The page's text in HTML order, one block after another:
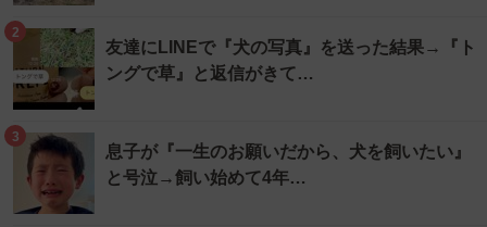
2
友達にLINEで『犬の写真』を送った結果→『ト
ングで草』と返信がきて…
3
息子が『一生のお願いだから、犬を飼いたい』
と号泣→飼い始めて4年…